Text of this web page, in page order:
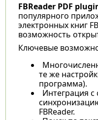
FBReader PDF
популярного
электронных книг
возможность
Ключевые
те же
программа).
Интеграция
FBReader.